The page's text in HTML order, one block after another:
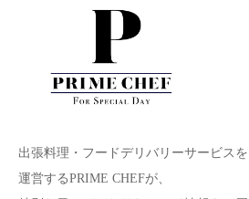
出張料理・フードデリバリーサービスを
運営するPRIME CHEFが、